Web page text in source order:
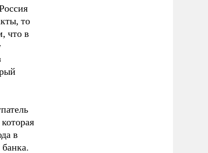
то
что в
в